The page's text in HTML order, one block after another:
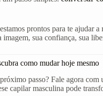
prontos para te ajudar a
sua confiança, sua
como mudar hoje mesmo
passo? Fale agora com
capilar masculina pode